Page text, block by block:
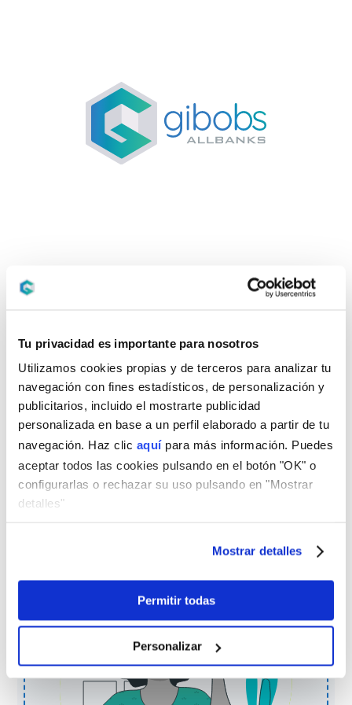
Tu privacidad es importante para nosotros
Utilizamos cookies propias y de terceros para analizar tu
navegación con fines estadísticos, de personalización y
publicitarios, incluido el mostrarte publicidad
personalizada en base a un perfil elaborado a partir de tu
navegación. Haz clic aquípara más información. Puedes
aceptar todos las cookies pulsando en el botón "OK" o
configurarlas o rechazar su uso pulsando en "Mostrar
detalles"
Mostrar detalles
Permitir todas
Personalizar
Tu solicitud de
financiación ha
sido enviada
correctamente
contigo lo antes posible.
¡Muchas gracias!